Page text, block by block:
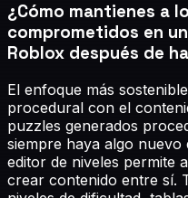
¿Cómo mantienes a
comprometidos en
Roblox después de
El enfoque más
procedural con el
puzzles generados
siempre haya algo
editor de niveles permite
crear contenido entre sí.